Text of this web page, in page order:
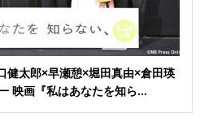
健太郎×早瀬憩×堀田真由×倉田瑛
映画『私はあなたを知ら...